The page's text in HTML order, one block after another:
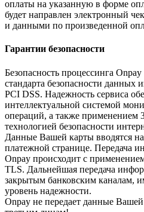
оплаты на указанную в форме
будет направлен электронный
и данными по произведенной
Гарантии безопасности
Безопасность процессинга
стандарта безопасности данных
PCI DSS. Надежность сервиса
интеллектуальной системой
операций, а также применением
технологией безопасности
Данные Вашей карты вводятся
платежной странице. Передача
Onpay происходит с
TLS. Дальнейшая передача
закрытым банковским
уровень надежности.
Onpay не передает данные